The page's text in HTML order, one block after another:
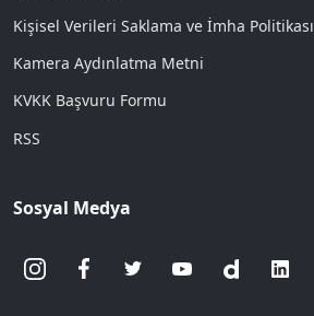
Kişisel Verileri Saklama ve İmha Politikası
Kamera Aydınlatma Metni
KVKK Başvuru Formu
RSS
Sosyal Medya